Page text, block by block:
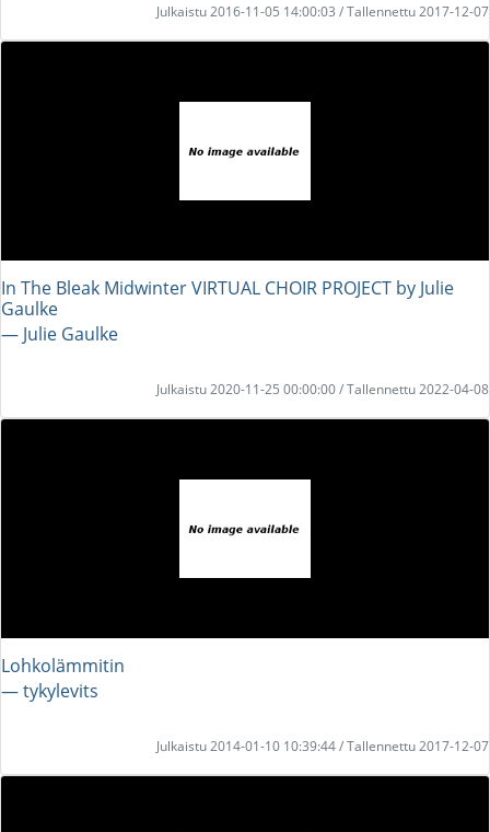
Julkaistu 2016-11-05 14:00:03 / Tallennettu 2017-12-07
In The Bleak Midwinter VIRTUAL CHOIR PROJECT by Julie
Gaulke
― Julie Gaulke
Julkaistu 2020-11-25 00:00:00 / Tallennettu 2022-04-08
Lohkolämmitin
― tykylevits
Julkaistu 2014-01-10 10:39:44 / Tallennettu 2017-12-07